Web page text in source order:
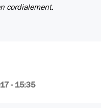
cordialement.
- 15:35